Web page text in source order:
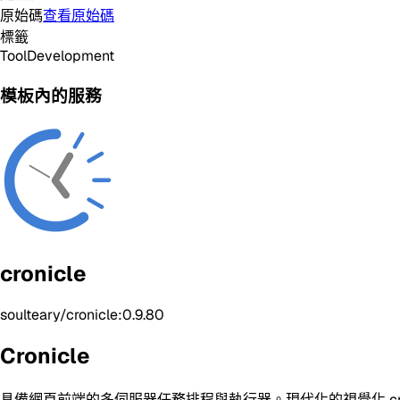
原始碼查看原始碼
標籤
ToolDevelopment
模板內的服務
cronicle
soulteary/cronicle:0.9.80
Cronicle